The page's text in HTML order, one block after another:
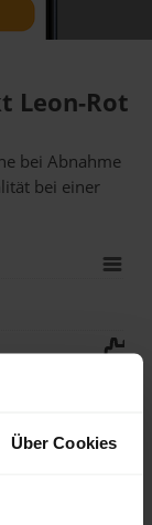
Über Cookies
Leon-Rot
bei Abnahme
bei einer